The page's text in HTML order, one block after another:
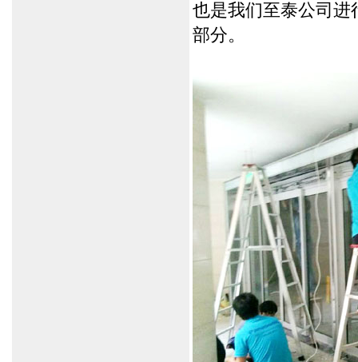
也是我们至泰公司进
部分。